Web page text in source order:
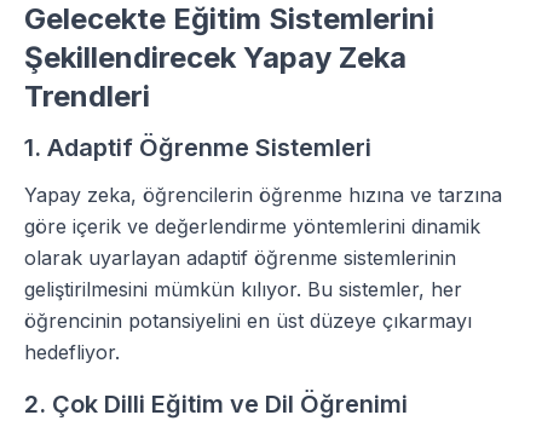
Gelecekte Eğitim Sistemlerini
Şekillendirecek Yapay Zeka
Trendleri
1. Adaptif Öğrenme Sistemleri
Yapay zeka, öğrencilerin öğrenme hızına ve tarzına
göre içerik ve değerlendirme yöntemlerini dinamik
olarak uyarlayan adaptif öğrenme sistemlerinin
geliştirilmesini mümkün kılıyor. Bu sistemler, her
öğrencinin potansiyelini en üst düzeye çıkarmayı
hedefliyor.
2. Çok Dilli Eğitim ve Dil Öğrenimi